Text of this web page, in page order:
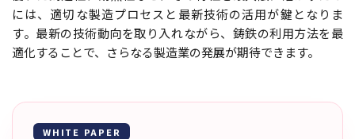
には、適切な製造プロセスと最新技術の活用が鍵となりま
す。最新の技術動向を取り入れながら、鋳鉄の利用方法を最
適化することで、さらなる製造業の発展が期待できます。
WHITE PAPER